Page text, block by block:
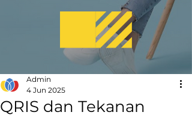
QRIS dan Tekanan
Admin
4 Jun 2025